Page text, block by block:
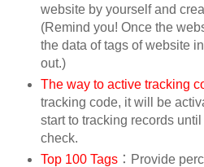
website by yourself and
(Remind you! Once the
the data of tags of website
out.)
The way to active tracking
tracking code, it will be
start to tracking records
check.
Top 100 Tags：Provide